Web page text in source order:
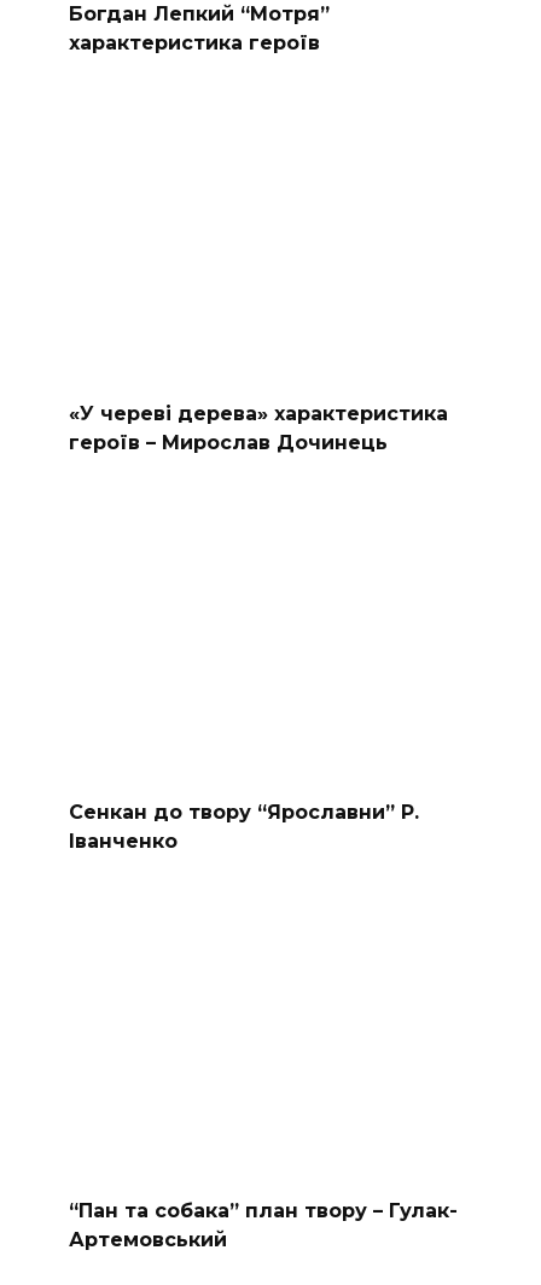
Богдан Лепкий “Мотря”
характеристика героїв
«У череві дерева» характеристика
героїв – Мирослав Дочинець
Сенкан до твору “Ярославни” Р.
Іванченко
“Пан та собака” план твору – Гулак-
Артемовський